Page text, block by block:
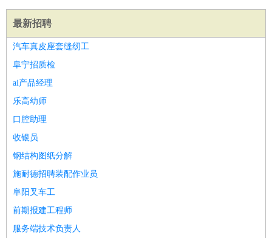
最新招聘
汽车真皮座套缝纫工
阜宁招质检
ai产品经理
乐高幼师
口腔助理
收银员
钢结构图纸分解
施耐德招聘装配作业员
阜阳叉车工
前期报建工程师
服务端技术负责人